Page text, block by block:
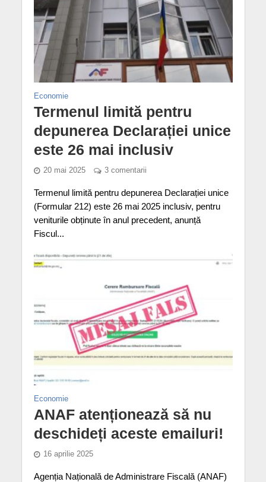
Economie
Termenul limită pentru
depunerea Declarației unice
este 26 mai inclusiv
20 mai 2025 3 comentarii
Termenul limită pentru depunerea Declarației unice
(Formular 212) este 26 mai 2025 inclusiv, pentru
veniturile obținute în anul precedent, anunță
Fiscul...
Economie
ANAF atenționează să nu
deschideți aceste emailuri!
16 aprilie 2025
Agenția Națională de Administrare Fiscală (ANAF)